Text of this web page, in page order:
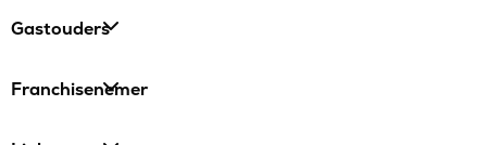
Gastouders
Franchisenemer